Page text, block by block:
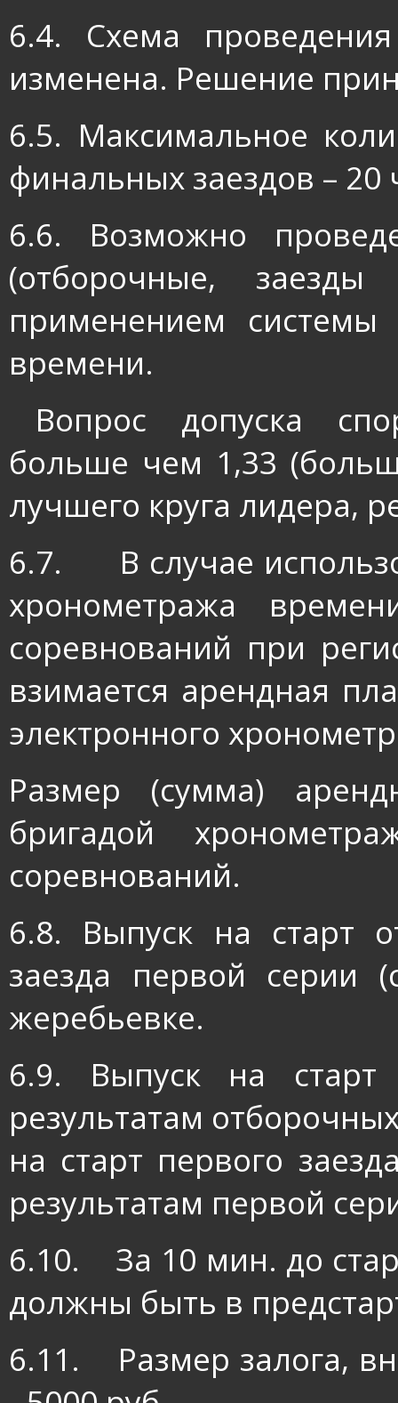
6.4. Схема
изменена. Решение
6.5. Максимальное
финальных заездов – 20
6.6. Возможно
(отборочные,
применением системы
времени.
Вопрос допуска
больше чем 1,33
лучшего круга лидера,
6.7.
В случае
хронометража
соревнований при
взимается арендная
электронного
Размер (сумма)
бригадой
соревнований.
6.8. Выпуск на старт
заезда первой серии
жеребьевке.
6.9. Выпуск на старт
результатам
на старт первого
результатам первой
6.10.
За 10 мин. до
должны быть в
6.11.
Размер залога,